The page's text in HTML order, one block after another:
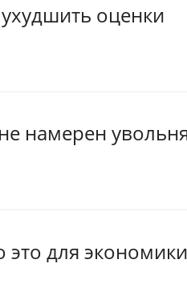
оценки
намерен
для экономики